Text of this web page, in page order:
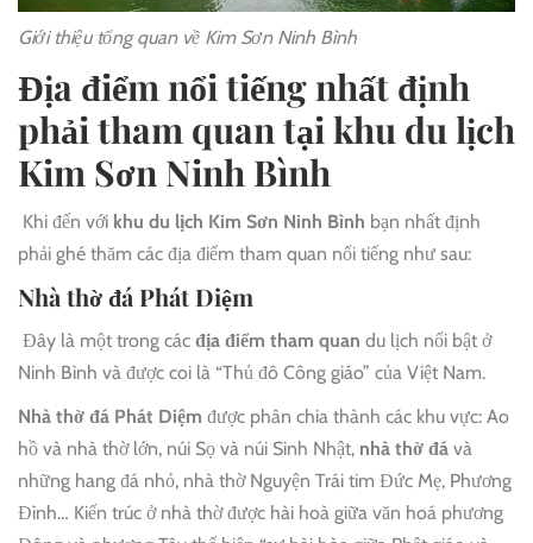
Giới thiệu tổng quan về Kim Sơn Ninh Bình
Địa điểm nổi tiếng nhất định
phải tham quan tại khu du lịch
Kim Sơn Ninh Bình
Khi đến với khu du lịch Kim Sơn Ninh Bình bạn nhất định
phải ghé thăm các địa điểm tham quan nổi tiếng như sau:
Nhà thờ đá Phát Diệm
Đây là một trong các địa điểm tham quan du lịch nổi bật ở
Ninh Bình và được coi là “Thủ đô Công giáo” của Việt Nam.
Nhà thờ đá Phát Diệm được phân chia thành các khu vực: Ao
hồ và nhà thờ lớn, núi Sọ và núi Sinh Nhật, nhà thờ đá và
những hang đá nhỏ, nhà thờ Nguyện Trái tim Đức Mẹ, Phương
Đình… Kiến trúc ở nhà thờ được hài hoà giữa văn hoá phương